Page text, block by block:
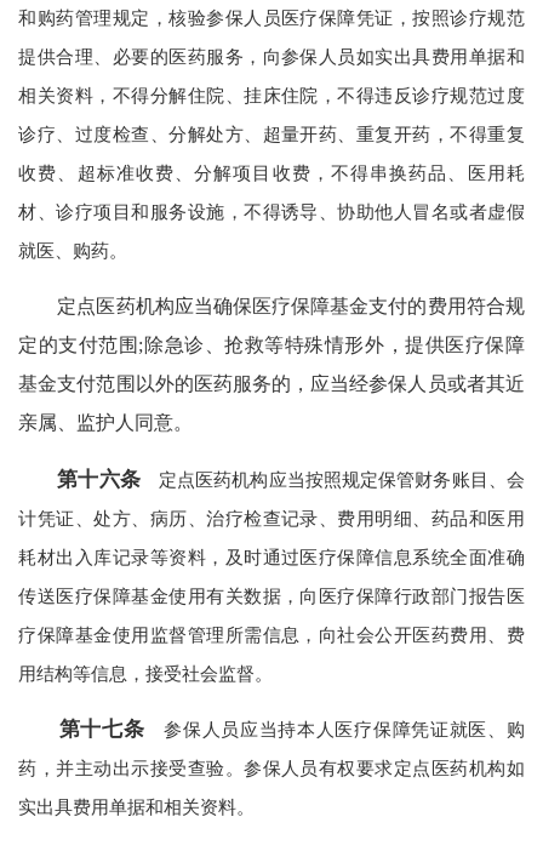
和购药管理规定，核验参保人员医疗保障凭证，按照诊疗规范
提供合理、必要的医药服务，向参保人员如实出具费用单据和
相关资料，不得分解住院、挂床住院，不得违反诊疗规范过度
诊疗、过度检查、分解处方、超量开药、重复开药，不得重复
收费、超标准收费、分解项目收费，不得串换药品、医用耗
材、诊疗项目和服务设施，不得诱导、协助他人冒名或者虚假
就医、购药。
定点医药机构应当确保医疗保障基金支付的费用符合规
定的支付范围;除急诊、抢救等特殊情形外，提供医疗保障
基金支付范围以外的医药服务的，应当经参保人员或者其近
亲属、监护人同意。
第十六条定点医药机构应当按照规定保管财务账目、会
计凭证、处方、病历、治疗检查记录、费用明细、药品和医用
耗材出入库记录等资料，及时通过医疗保障信息系统全面准确
传送医疗保障基金使用有关数据，向医疗保障行政部门报告医
疗保障基金使用监督管理所需信息，向社会公开医药费用、费
用结构等信息，接受社会监督。
第十七条 参保人员应当持本人医疗保障凭证就医、购
药，并主动出示接受查验。参保人员有权要求定点医药机构如
实出具费用单据和相关资料。